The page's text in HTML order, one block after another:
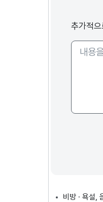
추가적
비방 · 욕설,